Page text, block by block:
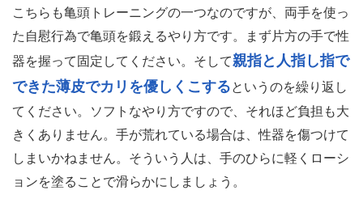
こちらも亀頭トレーニングの一つなのですが、両手を使っ
た自慰行為で亀頭を鍛えるやり方です。まず片方の手で性
器を握って固定してください。そして親指と人指し指で
できた薄皮でカリを優しくこするというのを繰り返し
てください。ソフトなやり方ですので、それほど負担も大
きくありません。手が荒れている場合は、性器を傷つけて
しまいかねません。そういう人は、手のひらに軽くローシ
ョンを塗ることで滑らかにしましょう。